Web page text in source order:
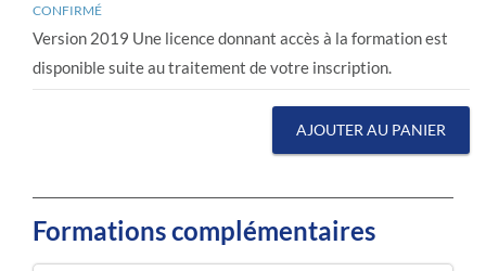
CONFIRMÉ
Version 2019 Une licence donnant accès à la formation est
disponible suite au traitement de votre inscription.
AJOUTER AU PANIER
Formations complémentaires